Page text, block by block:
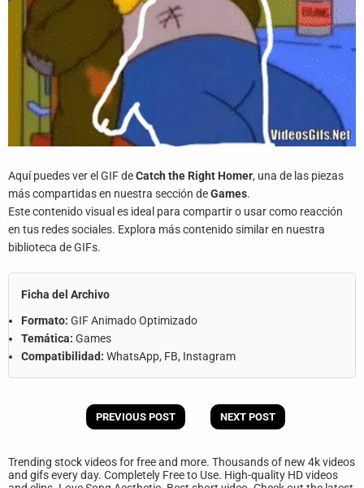
Política
De
Privacidad
Contáctanos
Aquí puedes ver el GIF deCatch the Right Homer, una de las piezas
más compartidas en nuestra sección deGames.
Este contenido visual es ideal para compartir o usar como reacción
en tus redes sociales. Explora más contenido similar en nuestra
biblioteca de GIFs.
Ficha del Archivo
Formato: GIF Animado Optimizado
Temática: Games
Compatibilidad: WhatsApp, FB, Instagram
PREVIOUS POST NEXT POST
Trending stock videos for free and more. Thousands of new 4k videos
and gifs every day. Completely Free to Use. High-quality HD videos